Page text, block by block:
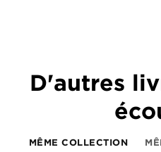
D'autres
MÊME COLLECTION